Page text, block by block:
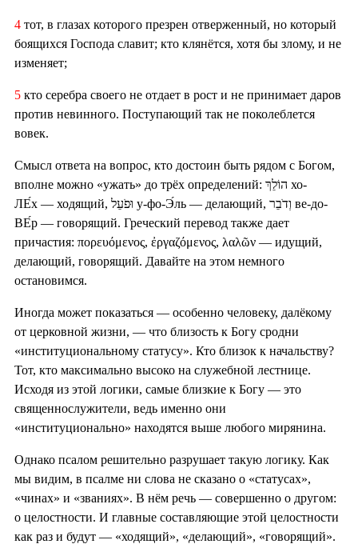
4 тот, в глазах которого презрен отверженный, но который
боящихся Господа славит; кто клянётся, хотя бы злому, и не
изменяет;
5 кто серебра своего не отдает в рост и не принимает даров
против невинного. Поступающий так не поколеблется
вовек.
Смысл ответа на вопрос, кто достоин быть рядом с Богом,
вполне можно «ужать» до трёх определений: הוֹלֵךְ хо-
ЛЕ́х — ходящий, וּפֹעֵל у-фо-Э́ль — делающий, וְדֹבֵר ве-до-
ВЕ́р — говорящий. Греческий перевод также дает
причастия: πορευόμενος, ἐργαζόμενος, λαλῶν — идущий,
делающий, говорящий. Давайте на этом немного
остановимся.
Иногда может показаться — особенно человеку, далёкому
от церковной жизни, — что близость к Богу сродни
«институциональному статусу». Кто близок к начальству?
Тот, кто максимально высоко на служебной лестнице.
Исходя из этой логики, самые близкие к Богу — это
священнослужители, ведь именно они
«институционально» находятся выше любого мирянина.
Однако псалом решительно разрушает такую логику. Как
мы видим, в псалме ни слова не сказано о «статусах»,
«чинах» и «званиях». В нём речь — совершенно о другом:
о целостности. И главные составляющие этой целостности
как раз и будут — «ходящий», «делающий», «говорящий».